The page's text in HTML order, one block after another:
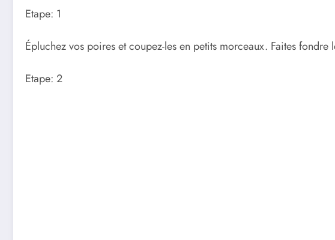
Etape: 1
Épluchez vos poires et coupez-les en petits morceaux. Faites
Etape: 2